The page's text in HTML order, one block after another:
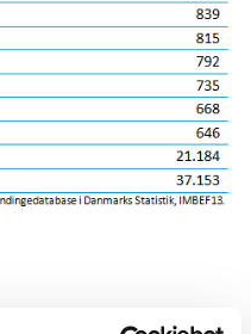
0-5-årige